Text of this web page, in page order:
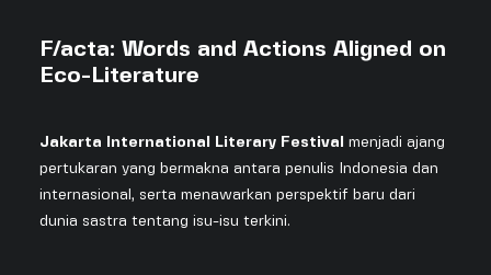
F/acta: Words and Actions Aligned on
Eco-Literature
Jakarta International Literary Festival
menjadi ajang
pertukaran yang bermakna antara penulis Indonesia dan
internasional, serta menawarkan perspektif baru dari
dunia sastra tentang isu-isu terkini.